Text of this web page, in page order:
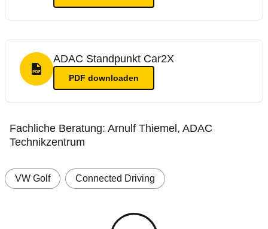
PDF Format
ADAC Standpunkt Car2X
PDF downloaden
Fachliche Beratung: Arnulf Thiemel, ADAC
Technikzentrum
VW Golf Connected Driving